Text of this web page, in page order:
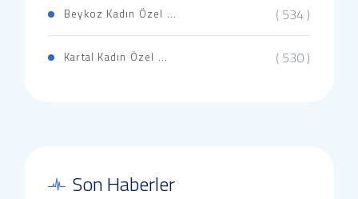
Beykoz Kadın Özel ... ( 534 )
Kartal Kadın Özel ... ( 530 )
Son Haberler